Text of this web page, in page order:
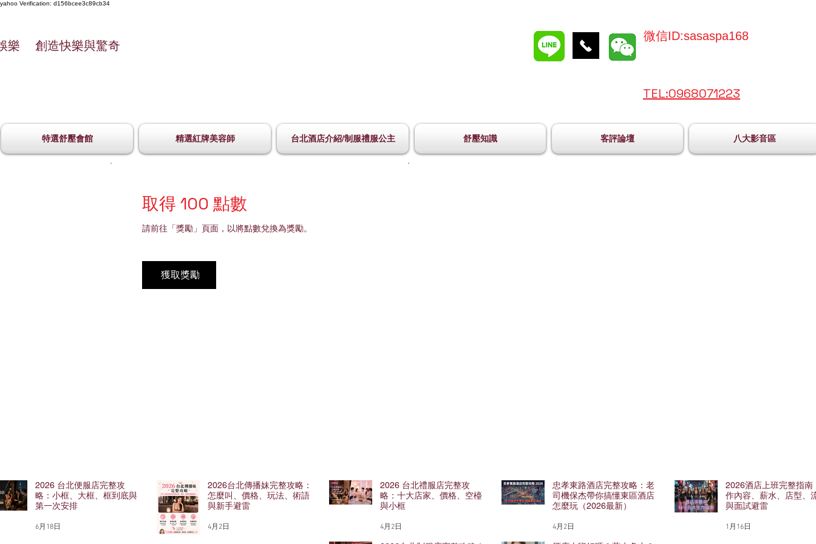
yahoo Verification: d156bcee3c89cb34
樂 創造快樂與驚奇
微信ID:sasaspa168
TEL:0968071223
特選舒壓會館 精選紅牌美容師 台北酒店介紹/制服禮服公主 舒壓知識 客評論壇 八大影音區
取得 100 點數
請前往「獎勵」頁面，以將點數兌換為獎勵。
獲取獎勵
2026 台北便服店完整攻
略：小框、大框、框到底與
第一次安排
6月18日
2026台北傳播妹完整攻略：
怎麼叫、價格、玩法、術語
與新手避雷
4月2日
2026 台北禮服店完整攻
略：十大店家、價格、空檯
與小框
4月2日
忠孝東路酒店完整攻略：老
司機保杰帶你搞懂東區酒店
怎麼玩（2026最新）
4月2日
2026酒店上班完整指南
作內容、薪水、店型、
與面試避雷
1月16日